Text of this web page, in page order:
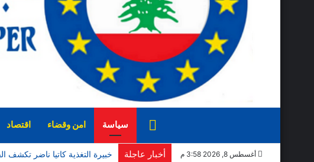
الرئيسيةسياسة امن وقضاء اقتصاد
أغسطس 8, 2026 3:58 م أخبار عاجلة (English) Global Poets Magazine Publishes Special Central Asia Edition: “Camel Shadows on the Silk Road”